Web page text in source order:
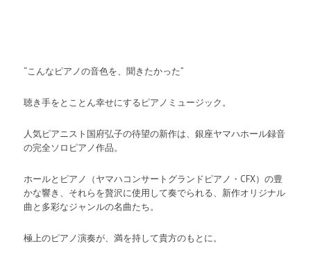
“こんなピアノの音色を、聞きたかった”
聴き手をとことん幸せにするピアノミュージック。
人気ピアニスト国府弘子の待望の新作は、銀座ヤマハホール録音
の完全ソロピアノ作品。
ホールとピアノ（ヤマハコンサートグランドピアノ・CFX）の豊
かな響き、それらを贅沢に使用して奏でられる、新作オリジナル
曲と多彩なジャンルの名曲たち。
極上のピアノ演奏が、満を持して貴方のもとに。